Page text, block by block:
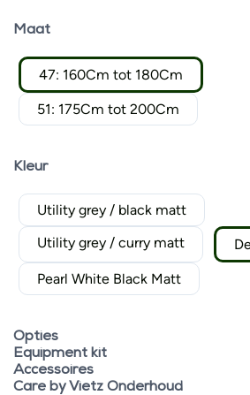
Maat
47: 160Cm tot 180Cm
51: 175Cm tot 200Cm
Kleur
Utility grey / black matt
Utility grey / curry matt
Pearl White Black Matt
Opties
Equipment kit
Accessoires
Care by Vietz Onderhoud